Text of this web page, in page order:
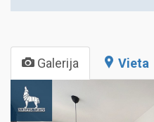
Galerija Vieta